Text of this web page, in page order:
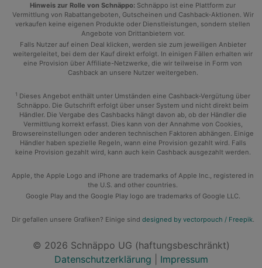
Hinweis zur Rolle von Schnäppo: Schnäppo ist eine Plattform zur
Vermittlung von Rabattangeboten, Gutscheinen und Cashback-Aktionen. Wir
verkaufen keine eigenen Produkte oder Dienstleistungen, sondern stellen
Angebote von Drittanbietern vor.
Falls Nutzer auf einen Deal klicken, werden sie zum jeweiligen Anbieter
weitergeleitet, bei dem der Kauf direkt erfolgt. In einigen Fällen erhalten wir
eine Provision über Affiliate-Netzwerke, die wir teilweise in Form von
Cashback an unsere Nutzer weitergeben.
1 Dieses Angebot enthält unter Umständen eine Cashback-Vergütung über
Schnäppo. Die Gutschrift erfolgt über unser System und nicht direkt beim
Händler. Die Vergabe des Cashbacks hängt davon ab, ob der Händler die
Vermittlung korrekt erfasst. Dies kann von der Annahme von Cookies,
Browsereinstellungen oder anderen technischen Faktoren abhängen. Einige
Händler haben spezielle Regeln, wann eine Provision gezahlt wird. Falls
keine Provision gezahlt wird, kann auch kein Cashback ausgezahlt werden.
Apple, the Apple Logo and iPhone are trademarks of Apple Inc., registered in
the U.S. and other countries.
Google Play and the Google Play logo are trademarks of Google LLC.
Dir gefallen unsere Grafiken? Einige sind designed by vectorpouch / Freepik.
© 2026 Schnäppo UG (haftungsbeschränkt)
Datenschutzerklärung
Impressum